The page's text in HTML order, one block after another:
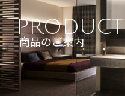
商品のご案内